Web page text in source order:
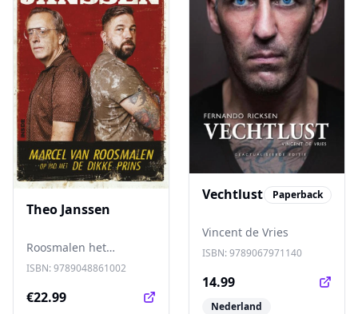
Theo Janssen
Roosmalen het
fenomeen Theo Janssen
enthousiasme maar net
ISBN:9789048861002
€22.99
Vechtlust Paperback
Vincent de Vries
ISBN:9789067971140
14.99
Nederland